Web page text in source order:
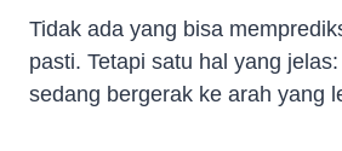
Tidak ada yang bisa
pasti. Tetapi satu hal yang
sedang bergerak ke arah yang